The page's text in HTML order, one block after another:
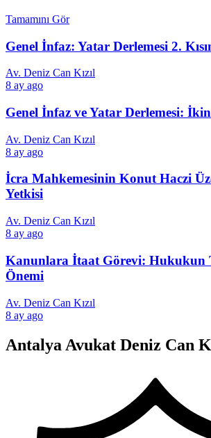
Tamamını Gör
Genel İnfaz: Yatar Derlemesi 2.
Av. Deniz Can Kızıl
8 ay ago
Genel İnfaz ve Yatar Derlemesi:
Av. Deniz Can Kızıl
8 ay ago
İcra Mahkemesinin Konut Haczi
Yetkisi
Av. Deniz Can Kızıl
8 ay ago
Kanunlara İtaat Görevi: Hukukun
Önemi
Av. Deniz Can Kızıl
8 ay ago
Antalya Avukat Deniz Can